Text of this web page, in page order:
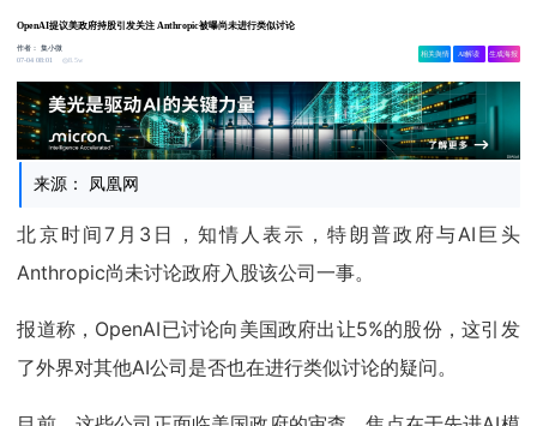
OpenAI提议美政府持股引发关注 Anthropic被曝尚未进行类似讨论
作者：集小微
07-04 08:01
8.5w
相关舆情 AI解读 生成海报
来源： 凤凰网
北京时间7月3日，知情人表示，特朗普政府与AI巨头
Anthropic尚未讨论政府入股该公司一事。
报道称，OpenAI已讨论向美国政府出让5%的股份，这引发
了外界对其他AI公司是否也在进行类似讨论的疑问。